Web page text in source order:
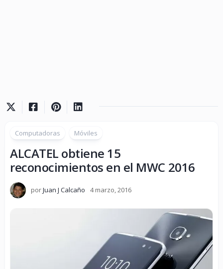
Computadoras Móviles
ALCATEL obtiene 15
reconocimientos en el MWC 2016
porJuan J Calcaño 4 marzo, 2016